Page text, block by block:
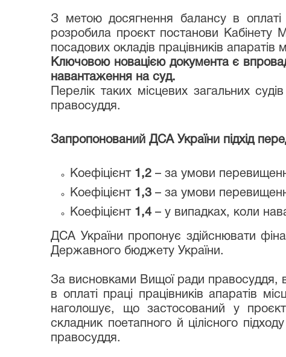
З метою досягнення балансу в оплаті
розробила проєкт постанови Кабінету
посадових окладів працівників апаратів
Ключовою новацією документа є
навантаження на суд.
Перелік таких місцевих загальних
правосуддя.
Запропонований ДСА України підхід
Коефіцієнт 1,2 – за умови
Коефіцієнт 1,3 – за умови
Коефіцієнт 1,4 – у випадках, коли
ДСА України пропонує здійснювати
Державного бюджету України.
За висновками Вищої ради правосуддя,
в оплаті праці працівників апаратів
наголошує, що застосований у
складник поетапного й цілісного
правосуддя.